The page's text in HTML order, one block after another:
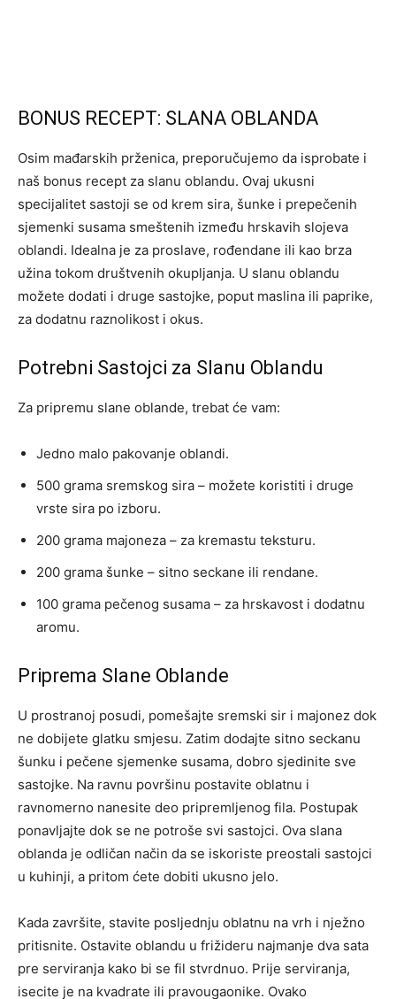
BONUS RECEPT: SLANA OBLANDA
Osim mađarskih prženica, preporučujemo da isprobate i
naš bonus recept za slanu oblandu. Ovaj ukusni
specijalitet sastoji se od krem sira, šunke i prepečenih
sjemenki susama smeštenih između hrskavih slojeva
oblandi. Idealna je za proslave, rođendane ili kao brza
užina tokom društvenih okupljanja. U slanu oblandu
možete dodati i druge sastojke, poput maslina ili paprike,
za dodatnu raznolikost i okus.
Potrebni Sastojci za Slanu Oblandu
Za pripremu slane oblande, trebat će vam:
Jedno malo pakovanje oblandi.
500 grama sremskog sira – možete koristiti i druge
vrste sira po izboru.
200 grama majoneza – za kremastu teksturu.
200 grama šunke – sitno seckane ili rendane.
100 grama pečenog susama – za hrskavost i dodatnu
aromu.
Priprema Slane Oblande
U prostranoj posudi, pomešajte sremski sir i majonez dok
ne dobijete glatku smjesu. Zatim dodajte sitno seckanu
šunku i pečene sjemenke susama, dobro sjedinite sve
sastojke. Na ravnu površinu postavite oblatnu i
ravnomerno nanesite deo pripremljenog fila. Postupak
ponavljajte dok se ne potroše svi sastojci. Ova slana
oblanda je odličan način da se iskoriste preostali sastojci
u kuhinji, a pritom ćete dobiti ukusno jelo.
Kada završite, stavite posljednju oblatnu na vrh i nježno
pritisnite. Ostavite oblandu u frižideru najmanje dva sata
pre serviranja kako bi se fil stvrdnuo. Prije serviranja,
isecite je na kvadrate ili pravougaonike. Ovako